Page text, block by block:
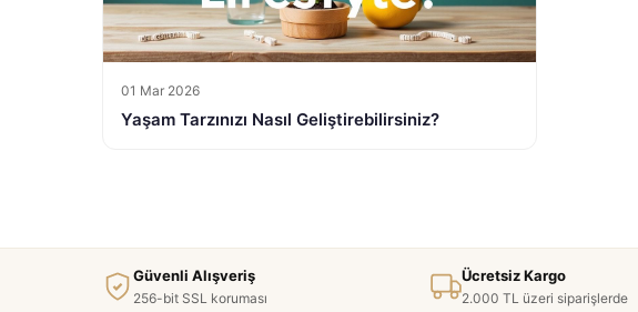
01 Mar 2026
Yaşam Tarzınızı Nasıl Geliştirebilirsiniz?
Güvenli Alışveriş
256-bit SSL koruması
Ücretsiz Kargo
2.000 TL üzeri siparişlerde